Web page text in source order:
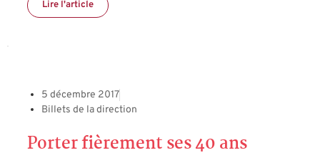
Lire l'article
5 décembre 2017
Billets de la direction
Porter fièrement ses 40 ans